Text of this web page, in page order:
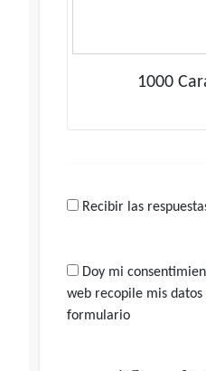
1000
Recibir las
Doy mi
web recopile mis datos
formulario